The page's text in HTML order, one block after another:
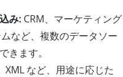
み: CRM、マーケティング
など、複数のデータソー
きます。
XML など、用途に応じた